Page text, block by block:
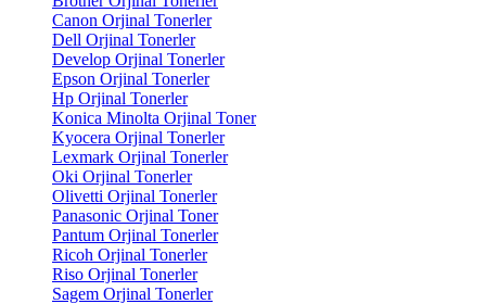
Canon Orjinal Tonerler
Dell Orjinal Tonerler
Develop Orjinal Tonerler
Epson Orjinal Tonerler
Hp Orjinal Tonerler
Konica Minolta Orjinal Toner
Kyocera Orjinal Tonerler
Lexmark Orjinal Tonerler
Oki Orjinal Tonerler
Olivetti Orjinal Tonerler
Panasonic Orjinal Toner
Pantum Orjinal Tonerler
Ricoh Orjinal Tonerler
Riso Orjinal Tonerler
Sagem Orjinal Tonerler